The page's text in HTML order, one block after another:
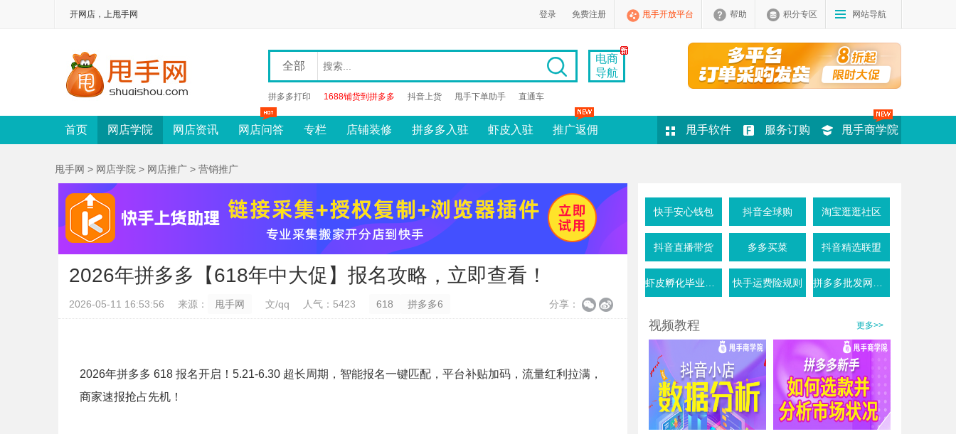
开网店，上甩手网 登录 免费注册 甩手开放平台 帮助 积分专区 网站导航
全部
拼多多打印 1688铺货到拼多多 抖音上货 甩手下单助手 直通车
电商
导航
首页 网店学院 网店资讯 网店问答 专栏 店铺装修 拼多多入驻 虾皮入驻 推广返佣 甩手软件 服务订购 甩手商学院
甩手网 > 网店学院 > 网店推广 > 营销推广
2026年拼多多【618年中大促】报名攻略，立即查看！
2026-05-11 16:53:56 来源： 甩手网 文/qq 人气：5423 618 拼多多6 分享：
2026年拼多多 618 报名开启！5.21-6.30 超长周期，智能报名一键匹配，平台补贴加码，流量红利拉满，
商家速报抢占先机！
快手安心钱包 抖音全球购 淘宝逛逛社区
抖音直播带货 多多买菜 抖音精选联盟
快手运费险规则
视频教程 更多>>